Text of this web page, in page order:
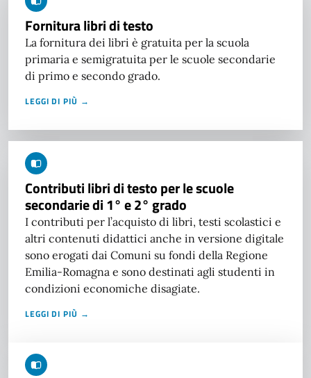
Fornitura libri di testo
La fornitura dei libri è gratuita per la scuola
primaria e semigratuita per le scuole secondarie
di primo e secondo grado.
LEGGI DI PIÙ →
Contributi libri di testo per le scuole
secondarie di 1° e 2° grado
I contributi per l’acquisto di libri, testi scolastici e
altri contenuti didattici anche in versione digitale
sono erogati dai Comuni su fondi della Regione
Emilia-Romagna e sono destinati agli studenti in
condizioni economiche disagiate.
LEGGI DI PIÙ →